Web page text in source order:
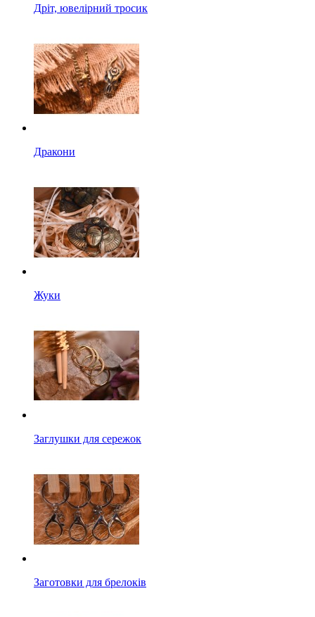
Дріт, ювелірний тросик
Дракони
Жуки
Заглушки для сережок
Заготовки для брелоків